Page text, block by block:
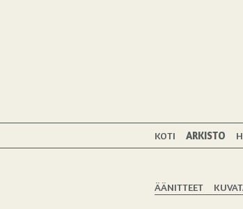
KOTI ARKISTO
ÄÄNITTEET